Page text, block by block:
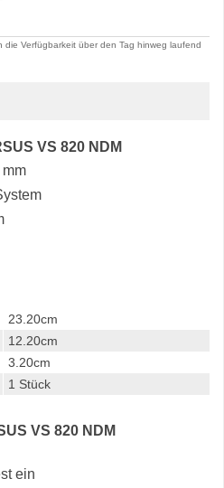
die Verfügbarkeit über den Tag hinweg laufend
VS 820 NDM
23.20cm
12.20cm
3.20cm
1 Stück
VS 820 NDM
ein